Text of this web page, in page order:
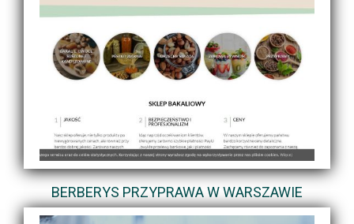
BERBERYS PRZYPRAWA W WARSZAWIE